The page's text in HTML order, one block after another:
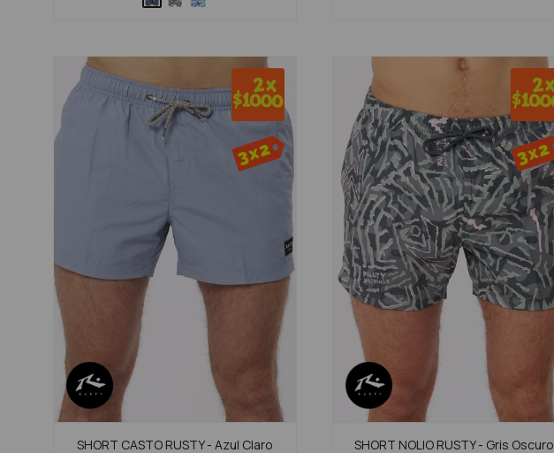
SHORT CASTO RUSTY - Azul Claro SHORT NOLIO RUSTY - Gris Oscuro